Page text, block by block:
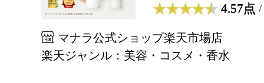
4.57点 /
マナラ公式ショップ楽天市場店
楽天ジャンル：美容・コスメ・香水